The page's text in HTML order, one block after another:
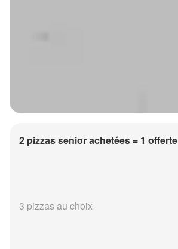
2 pizzas senior achetées = 1 offerte
3 pizzas au choix